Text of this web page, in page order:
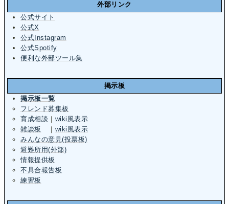
外部リンク
公式サイト
公式X
公式Instagram
公式Spotify
便利な外部ツール集
掲示板
掲示板一覧
フレンド募集板
育成相談 ｜ wiki風表示
雑談板
｜ wiki風表示
みんなの意見(投票板)
避難所用(外部)
情報提供板
不具合報告板
練習板